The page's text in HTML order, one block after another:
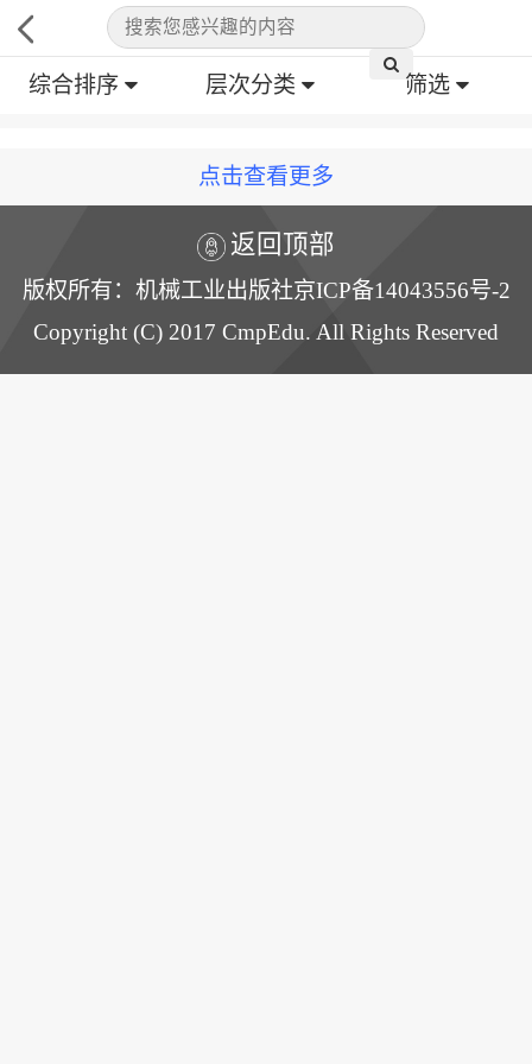
综合排序 层次分类 筛选
点击查看更多
返回顶部
版权所有：机械工业出版社京ICP备14043556号-2
Copyright (C) 2017 CmpEdu. All Rights Reserved